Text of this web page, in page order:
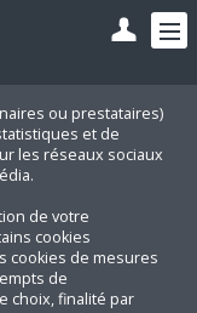
ou prestataires)
et de
les réseaux sociaux
de votre
cookies
cookies de mesures
de
choix, finalité par